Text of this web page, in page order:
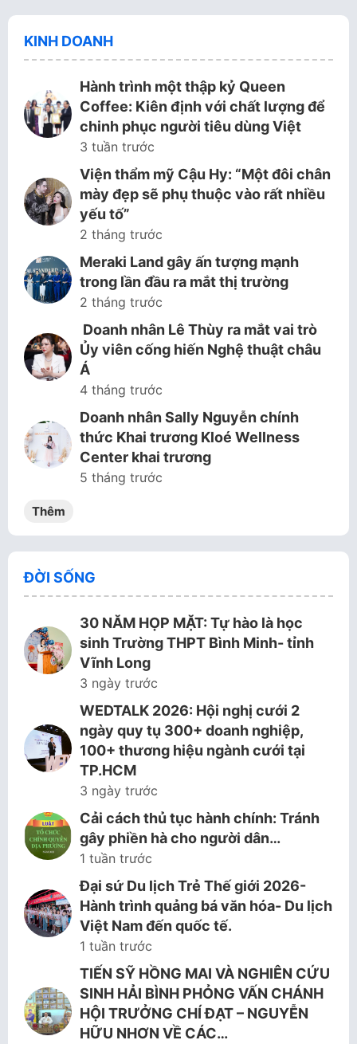
KINH DOANH
Hành trình một thập kỷ Queen
Coffee: Kiên định với chất lượng để
chinh phục người tiêu dùng Việt
3 tuần trước
Viện thẩm mỹ Cậu Hy: “Một đôi chân
mày đẹp sẽ phụ thuộc vào rất nhiều
yếu tố”
2 tháng trước
Meraki Land gây ấn tượng mạnh
trong lần đầu ra mắt thị trường
2 tháng trước
Doanh nhân Lê Thùy ra mắt vai trò
Ủy viên cống hiến Nghệ thuật châu
Á
4 tháng trước
Doanh nhân Sally Nguyễn chính
thức Khai trương Kloé Wellness
Center khai trương
5 tháng trước
Thêm
ĐỜI SỐNG
30 NĂM HỌP MẶT: Tự hào là học
sinh Trường THPT Bình Minh- tỉnh
Vĩnh Long
3 ngày trước
WEDTALK 2026: Hội nghị cưới 2
ngày quy tụ 300+ doanh nghiệp,
100+ thương hiệu ngành cưới tại
TP.HCM
3 ngày trước
Cải cách thủ tục hành chính: Tránh
gây phiền hà cho người dân…
1 tuần trước
Đại sứ Du lịch Trẻ Thế giới 2026-
Hành trình quảng bá văn hóa- Du lịch
Việt Nam đến quốc tế.
1 tuần trước
TIẾN SỸ HỒNG MAI VÀ NGHIÊN CỨU
SINH HẢI BÌNH PHỎNG VẤN CHÁNH
HỘI TRƯỞNG CHÍ ĐẠT – NGUYỄN
HỮU NHƠN VỀ CÁC…